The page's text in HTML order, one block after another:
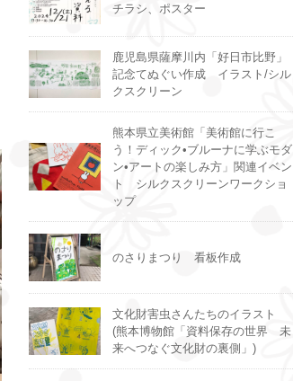
チラシ、ポスター
鹿児島県薩摩川内「好日市比野」
記念てぬぐい作成 イラスト/シル
クスクリーン
熊本県立美術館「美術館に行こ
う！ディック•ブルーナに学ぶモダ
ン•アートの楽しみ方」関連イベン
ト シルクスクリーンワークショ
ップ
のさりまつり 看板作成
文化財害虫さんたちのイラスト
(熊本博物館「資料保存の世界 未
来へつなぐ文化財の裏側」)